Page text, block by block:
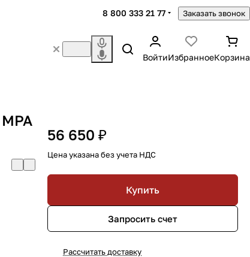
8 800 333 21 77 Заказать звонок
ВойтиИзбранноеКорзина
56 650 ₽
Цена указана без учета НДС
Купить
Запросить счет
Рассчитать доставку